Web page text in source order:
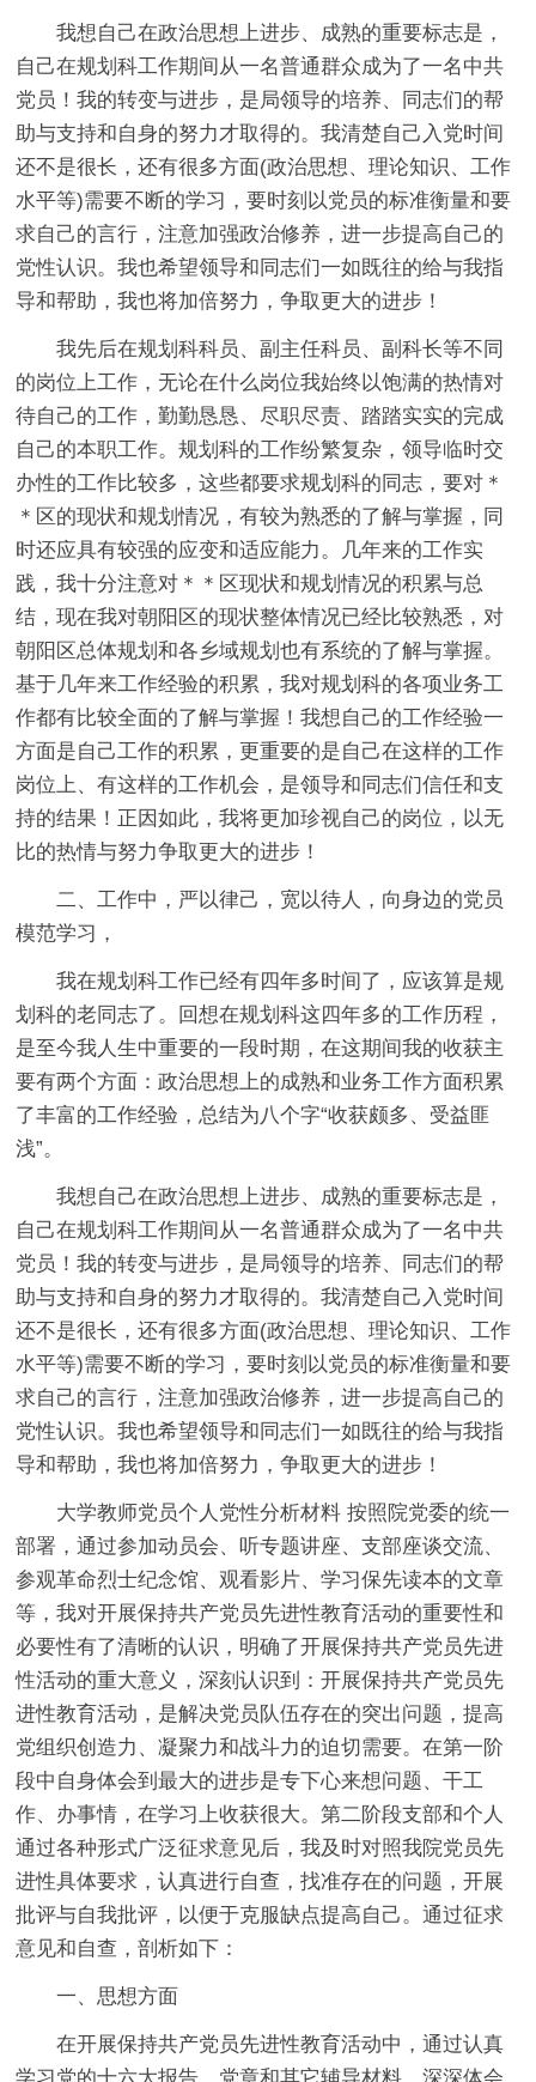
我想自己在政治思想上进步、成熟的重要标志是，
自己在规划科工作期间从一名普通群众成为了一名中共
党员！我的转变与进步，是局领导的培养、同志们的帮
助与支持和自身的努力才取得的。我清楚自己入党时间
还不是很长，还有很多方面(政治思想、理论知识、工作
水平等)需要不断的学习，要时刻以党员的标准衡量和要
求自己的言行，注意加强政治修养，进一步提高自己的
党性认识。我也希望领导和同志们一如既往的给与我指
导和帮助，我也将加倍努力，争取更大的进步！
我先后在规划科科员、副主任科员、副科长等不同
的岗位上工作，无论在什么岗位我始终以饱满的热情对
待自己的工作，勤勤恳恳、尽职尽责、踏踏实实的完成
自己的本职工作。规划科的工作纷繁复杂，领导临时交
办性的工作比较多，这些都要求规划科的同志，要对＊
＊区的现状和规划情况，有较为熟悉的了解与掌握，同
时还应具有较强的应变和适应能力。几年来的工作实
践，我十分注意对＊＊区现状和规划情况的积累与总
结，现在我对朝阳区的现状整体情况已经比较熟悉，对
朝阳区总体规划和各乡域规划也有系统的了解与掌握。
基于几年来工作经验的积累，我对规划科的各项业务工
作都有比较全面的了解与掌握！我想自己的工作经验一
方面是自己工作的积累，更重要的是自己在这样的工作
岗位上、有这样的工作机会，是领导和同志们信任和支
持的结果！正因如此，我将更加珍视自己的岗位，以无
比的热情与努力争取更大的进步！
二、工作中，严以律己，宽以待人，向身边的党员
模范学习，
我在规划科工作已经有四年多时间了，应该算是规
划科的老同志了。回想在规划科这四年多的工作历程，
是至今我人生中重要的一段时期，在这期间我的收获主
要有两个方面：政治思想上的成熟和业务工作方面积累
了丰富的工作经验，总结为八个字“收获颇多、受益匪
浅”。
我想自己在政治思想上进步、成熟的重要标志是，
自己在规划科工作期间从一名普通群众成为了一名中共
党员！我的转变与进步，是局领导的培养、同志们的帮
助与支持和自身的努力才取得的。我清楚自己入党时间
还不是很长，还有很多方面(政治思想、理论知识、工作
水平等)需要不断的学习，要时刻以党员的标准衡量和要
求自己的言行，注意加强政治修养，进一步提高自己的
党性认识。我也希望领导和同志们一如既往的给与我指
导和帮助，我也将加倍努力，争取更大的进步！
大学教师党员个人党性分析材料 按照院党委的统一
部署，通过参加动员会、听专题讲座、支部座谈交流、
参观革命烈士纪念馆、观看影片、学习保先读本的文章
等，我对开展保持共产党员先进性教育活动的重要性和
必要性有了清晰的认识，明确了开展保持共产党员先进
性活动的重大意义，深刻认识到：开展保持共产党员先
进性教育活动，是解决党员队伍存在的突出问题，提高
党组织创造力、凝聚力和战斗力的迫切需要。在第一阶
段中自身体会到最大的进步是专下心来想问题、干工
作、办事情，在学习上收获很大。第二阶段支部和个人
通过各种形式广泛征求意见后，我及时对照我院党员先
进性具体要求，认真进行自查，找准存在的问题，开展
批评与自我批评，以便于克服缺点提高自己。通过征求
意见和自查，剖析如下：
一、思想方面
在开展保持共产党员先进性教育活动中，通过认真